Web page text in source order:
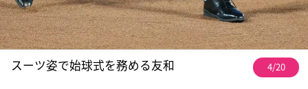
スーツ姿で始球式を務める友和 4/20